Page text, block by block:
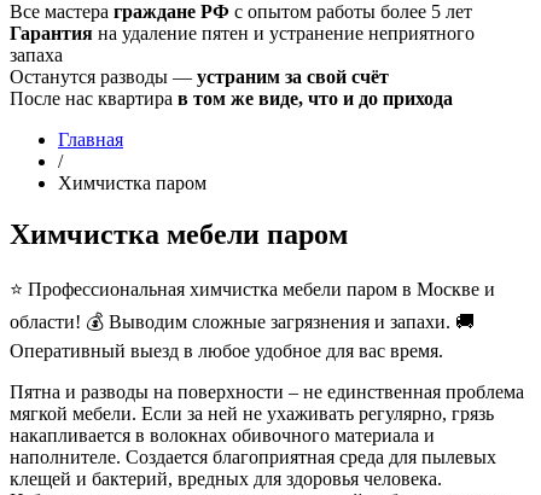
Все мастера граждане РФ с опытом работы более 5 лет
Гарантия на удаление пятен и устранение неприятного
запаха
Останутся разводы — устраним за свой счёт
После нас квартира в том же виде, что и до прихода
Главная
/
Химчистка паром
Химчистка мебели паром
⭐ Профессиональная химчистка мебели паром в Москве и
области! 💰 Выводим сложные загрязнения и запахи. 🚚
Оперативный выезд в любое удобное для вас время.
Пятна и разводы на поверхности – не единственная проблема
мягкой мебели. Если за ней не ухаживать регулярно, грязь
накапливается в волокнах обивочного материала и
наполнителе. Создается благоприятная среда для пылевых
клещей и бактерий, вредных для здоровья человека.